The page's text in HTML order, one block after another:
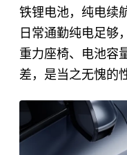
铁锂电池，纯电续
日常通勤纯电足够
重力座椅、电池容
差，是当之无愧的